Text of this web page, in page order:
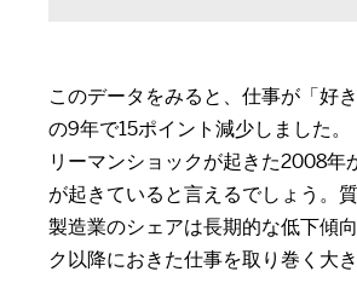
このデータをみると、仕事が「好
の9年で15ポイント減少しました。
リーマンショックが起きた2008
が起きていると言えるでしょう。
製造業のシェアは長期的な低下傾
ク以降におきた仕事を取り巻く大